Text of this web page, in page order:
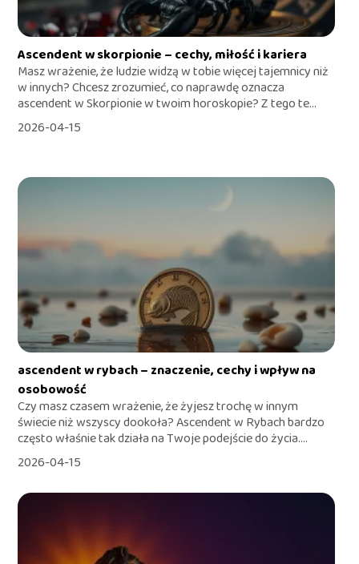
Ascendent w skorpionie – cechy, miłość i kariera
Masz wrażenie, że ludzie widzą w tobie więcej tajemnicy niż
w innych? Chcesz zrozumieć, co naprawdę oznacza
ascendent w Skorpionie w twoim horoskopie? Z tego te...
2026-04-15
ascendent w rybach – znaczenie, cechy i wpływ na
osobowość
Czy masz czasem wrażenie, że żyjesz trochę w innym
świecie niż wszyscy dookoła? Ascendent w Rybach bardzo
często właśnie tak działa na Twoje podejście do życia....
2026-04-15